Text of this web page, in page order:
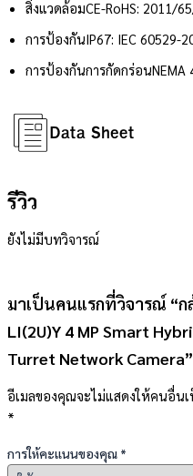
สิ่งแวดล้อมCE-RoHS: 2011/
การป้องกันIP67: IEC 60529-
การป้องกันการกัดกร่อนNEMA
รีวิว
ยังไม่มีบทวิจารณ์
มาเป็นคนแรกที่วิจารณ์ “ก
LI(2U)Y 4 MP Smart
Turret Network Camera”
อีเมลของคุณจะไม่แสดงให้คนอื่น
*
การให้คะแนนของคุณ *